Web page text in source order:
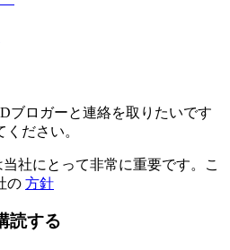
ブロガーと連絡を取りたいです
ださい。
社にとって非常に重要です。こ
の 方針
読する